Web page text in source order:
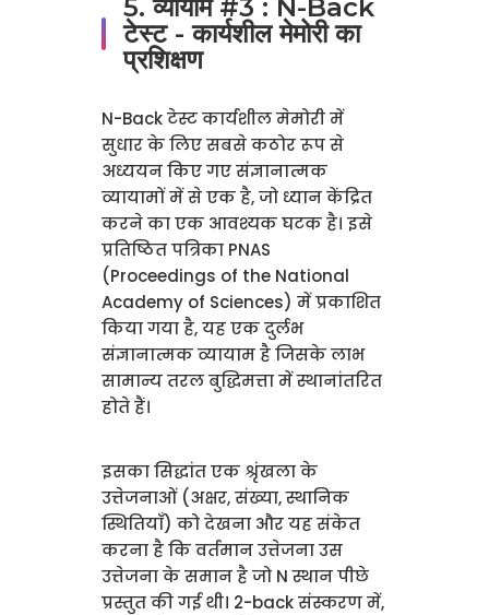
5. व्यायाम #3 : N-Back
टेस्ट - कार्यशील मेमोरी का
प्रशिक्षण
N-Back टेस्ट कार्यशील मेमोरी में
सुधार के लिए सबसे कठोर रूप से
अध्ययन किए गए संज्ञानात्मक
व्यायामों में से एक है, जो ध्यान केंद्रित
करने का एक आवश्यक घटक है। इसे
प्रतिष्ठित पत्रिका PNAS
(Proceedings of the National
Academy of Sciences) में प्रकाशित
किया गया है, यह एक दुर्लभ
संज्ञानात्मक व्यायाम है जिसके लाभ
सामान्य तरल बुद्धिमत्ता में स्थानांतरित
होते हैं।
इसका सिद्धांत एक श्रृंखला के
उत्तेजनाओं (अक्षर, संख्या, स्थानिक
स्थितियाँ) को देखना और यह संकेत
करना है कि वर्तमान उत्तेजना उस
उत्तेजना के समान है जो N स्थान पीछे
प्रस्तुत की गई थी। 2-back संस्करण में,